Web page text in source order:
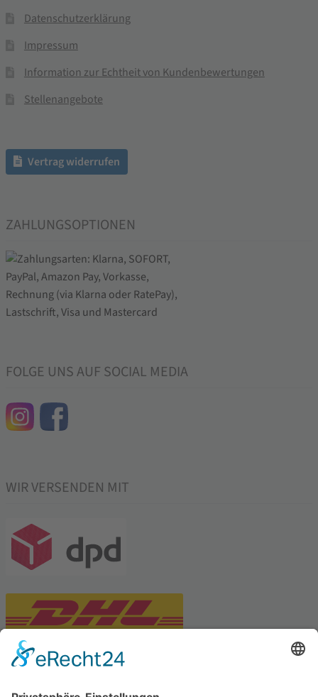
Datenschutzerklärung
Impressum
Information zur Echtheit von Kundenbewertungen
Stellenangebote
Vertrag widerrufen
ZAHLUNGSOPTIONEN
FOLGE UNS AUF SOCIAL MEDIA
WIR VERSENDEN MIT